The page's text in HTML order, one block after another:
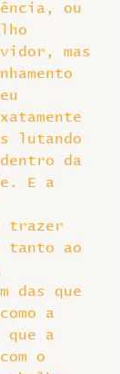
ou
mas
lutando
da
E a
trazer
tanto ao
das que
a
que a
o